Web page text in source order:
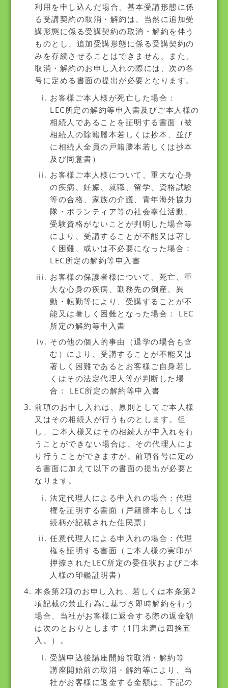
利用を申し込んだ場合、基本受講形態に係
る受講契約の取消・解約は、当然に追加受
講形態に係る受講契約の取消・解約を伴う
ものとし、追加受講形態に係る受講契約の
みを存続させることはできません。また、
取消・解約のお申し入れの際には、次の各
号に定める書面の提出が必要となります。
お客様ご本人様が死亡した場合：
LEC所定の解約等申入書及びご本人様の
相続人であることを証明する書面（被
相続人の除籍謄本若しくは抄本、並び
に相続人全員の戸籍謄本若しくは抄本
及び同意書）
お客様ご本人様について、重大な心身
の疾病、妊娠、就職、留学、資格試験
等の合格、家族の介護、青年海外協力
隊・ボランティア等の社会奉仕活動、
受験資格がないことが判明した場合等
により、受講することが不能又は著し
く困難、或いは不必要になった場合：
LEC所定の解約等申入書
お客様の保護者様について、死亡、重
大な心身の疾病、勤務先の倒産、異
動・転勤等により、受講することが不
能又は著しく困難となった場合： LEC
所定の解約等申入書
その他の個人的事由（退学の場合も含
む）により、受講することが不能又は
著しく困難であるとお客様ご自身若し
くはその法定代理人等が判断した場
合： LEC所定の解約等申入書
前項のお申し入れは、原則としてご本人様
又はその相続人が行うものとします。但
し、ご本人様又はその相続人が申入れを行
うことができない場合は、その代理人によ
り行うことができますが、前項各号に定め
る書面に加えて以下の書面の提出が必要と
なります。
法定代理人による申入れの場合：代理
権を証明する書面（戸籍謄本もしくは
続柄が記載された住民票）
任意代理人による申入れの場合：代理
権を証明する書面（ご本人様の実印が
押捺されたLEC所定の委任状およびご本
人様の印鑑証明書）
本条第2項のお申し入れ、若しくは本条第2
項記載の禁止行為に基づき即時解約を行う
場合、当社がお客様に返金する際の返金額
は次のとおりとします（1円未満は四捨五
入。）。
受講申込後講座開始前取消・解約等
講座開始前の取消・解約等により、当
社がお客様に返金する金額は、下記の